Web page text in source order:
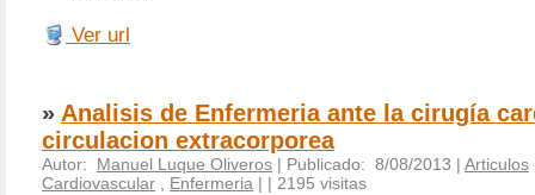
Ver url
» Analisis de Enfermeria ante la cirugía
circulacion extracorporea
Autor: Manuel Luque Oliveros | Publicado: 8/08/2013 | Articulos
Cardiovascular , Enfermeria | | 2195 visitas